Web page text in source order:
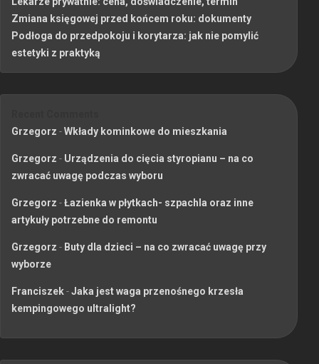
Zmiana księgowej przed końcem roku: dokumenty
Podłoga do przedpokoju i korytarza: jak nie pomylić
estetyki z praktyką
Grzegorz -Wkłady kominkowe do mieszkania
Grzegorz - Urządzenia do cięcia styropianu – na co
zwracać uwagę podczas wyboru
Grzegorz -Łazienka w płytkach- szpachla oraz inne
artykuły potrzebne do remontu
Grzegorz - Buty dla dzieci – na co zwracać uwagę przy
wyborze
Franciszek-Jaka jest waga przenośnego krzesła
kempingowego ultralight?